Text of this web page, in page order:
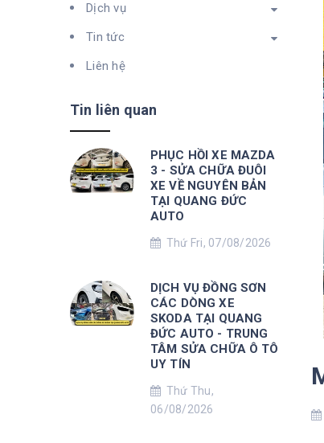
Dịch vụ
Tin tức
Liên hệ
Tin liên quan
PHỤC HỒI XE MAZDA
3 - SỬA CHỮA ĐUÔI
XE VỀ NGUYÊN BẢN
TẠI QUANG ĐỨC
AUTO
Thứ Fri, 07/08/2026
DỊCH VỤ ĐỒNG SƠN
CÁC DÒNG XE
SKODA TẠI QUANG
ĐỨC AUTO - TRUNG
TÂM SỬA CHỮA Ô TÔ
UY TÍN
Thứ Thu,
06/08/2026